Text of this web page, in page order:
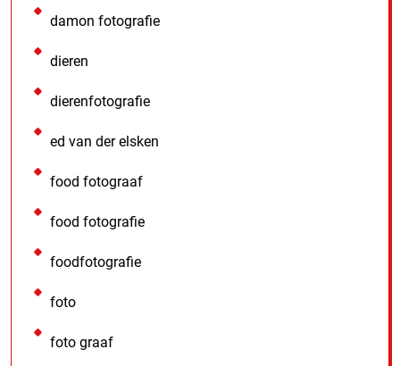
damon fotografie
dieren
dierenfotografie
ed van der elsken
food fotograaf
food fotografie
foodfotografie
foto
foto graaf